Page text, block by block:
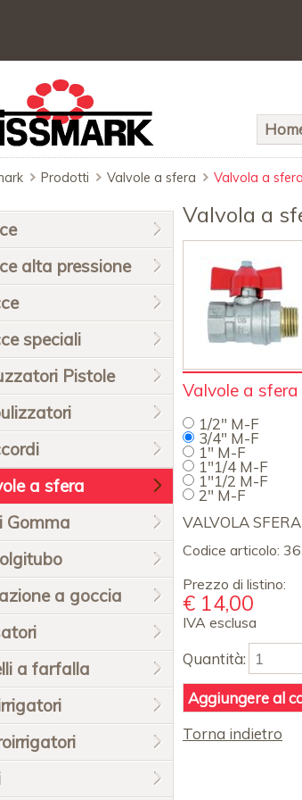
Salta
Prodotti Valvole a sfera Valvola a
Valvola a
Campo
Valvole a
1/2" M-F
3/4" M-F
1" M-F
1"1/4 M-F
1"1/2 M-F
2" M-F
VALVOLA
Codice articolo:
Prezzo di listino:
€ 14,00
IVA esclusa
Quantità:
Torna indietro
alta pressione
speciali
Pistole
a sfera
Gomma
a goccia
a farfalla